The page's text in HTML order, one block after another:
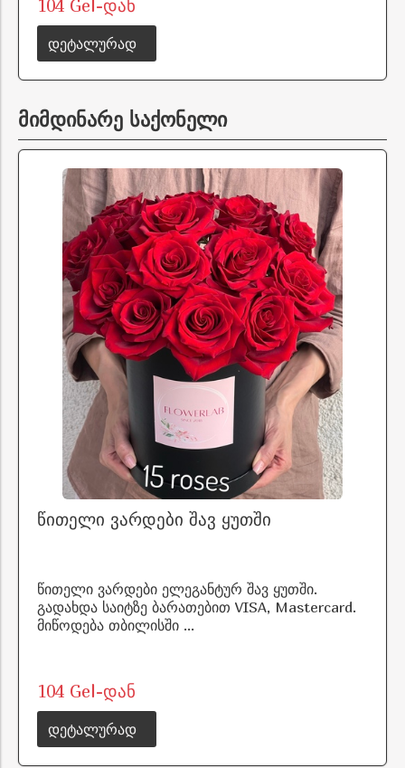
104 Gel-დან
დეტალურად
მიმდინარე საქონელი
წითელი ვარდები შავ ყუთში
წითელი ვარდები ელეგანტურ შავ ყუთში.
გადახდა საიტზე ბარათებით VISA, Mastercard.
მიწოდება თბილისში ...
104 Gel-დან
დეტალურად